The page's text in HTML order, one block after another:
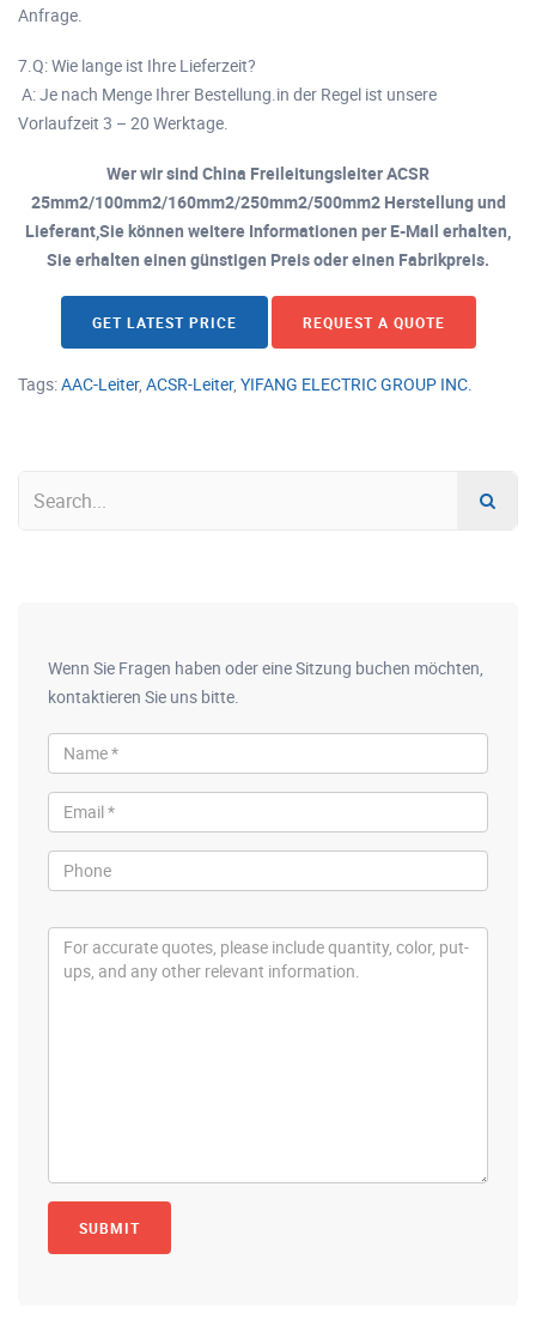
Anfrage.
7.Q: Wie lange ist Ihre Lieferzeit?
A: Je nach Menge Ihrer Bestellung.in der Regel ist unsere
Vorlaufzeit 3 – 20 Werktage.
Wer wir sind China Freileitungsleiter ACSR
25mm2/100mm2/160mm2/250mm2/500mm2 Herstellung und
Lieferant,Sie können weitere Informationen per E-Mail erhalten,
Sie erhalten einen günstigen Preis oder einen Fabrikpreis.
GET LATEST PRICE REQUEST A QUOTE
Tags:AAC-Leiter, ACSR-Leiter, YIFANG ELECTRIC GROUP INC.
Wenn Sie Fragen haben oder eine Sitzung buchen möchten,
kontaktieren Sie uns bitte.